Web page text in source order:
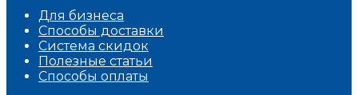
Для бизнеса
Способы доставки
Система скидок
Полезные статьи
Способы оплаты